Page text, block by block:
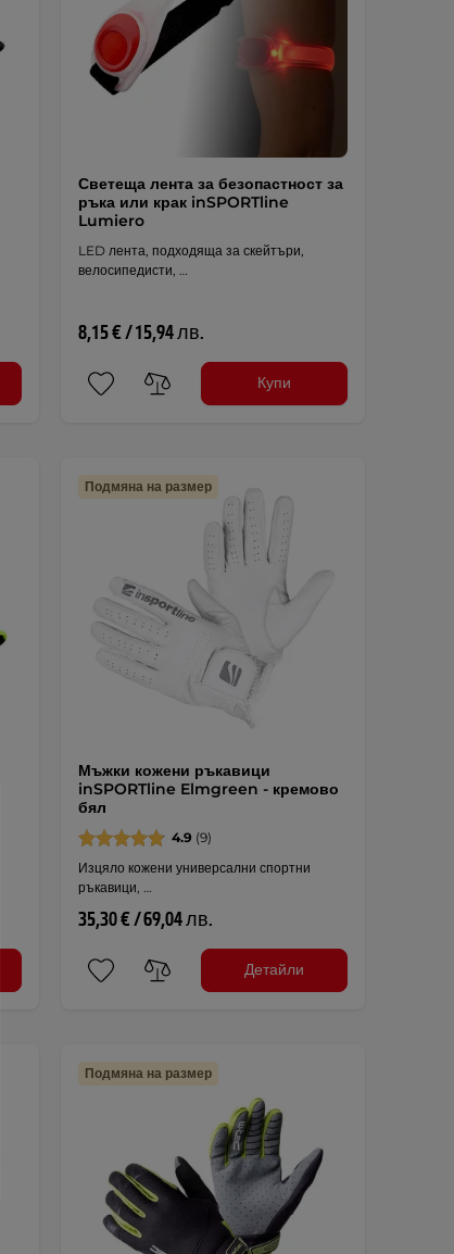
Светеща лента за безопастност за
ръка или крак inSPORTline
Lumiero
LED лента, подходяща за скейтъри,
велосипедисти, …
8,15 € / 15,94 лв.
Купи
Подмяна на размер
Мъжки кожени ръкавици
inSPORTline Elmgreen - кремово
бял
4.9 (9)
Изцяло кожени универсални спортни
ръкавици, …
35,30 € / 69,04 лв.
Детайли
Подмяна на размер